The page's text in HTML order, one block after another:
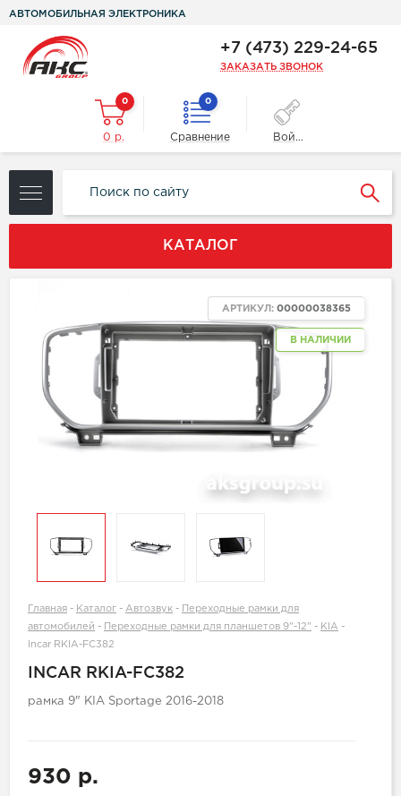
АВТОМОБИЛЬНАЯ ЭЛЕКТРОНИКА
+7 (473) 229-24-65
ЗАКАЗАТЬ ЗВОНОК
0
0 р.
0
Сравнение Войти
КАТАЛОГ
В НАЛИЧИИ
АРТИКУЛ: 00000038365
Главная - Каталог - Автозвук -
Переходные рамки для
автомобилей - Переходные рамки для планшетов 9"-12" - KIA -
Incar RKIA-FC382
INCAR RKIA-FC382
рамка 9" KIA Sportage 2016-2018
930 р.